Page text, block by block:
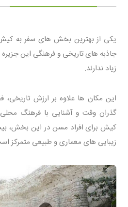
یکی از بهترین بخش های سفر به کیش
جاذبه های تاریخی و فرهنگی این
زیاد ندارند.
این مکان ها علاوه بر ارزش تاریخی،
گذران وقت و آشنایی با فرهنگ
کیش برای افراد مسن در این بخش،
زیبایی های معماری و طبیعی متمرکز